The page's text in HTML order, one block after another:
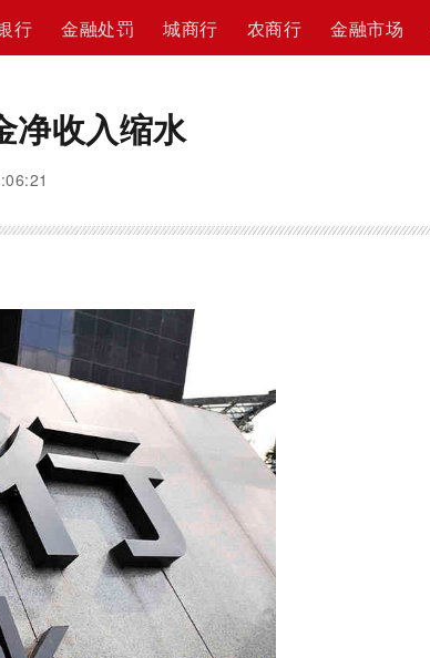
行 金融处罚 城商行 农商行 金融市场
净收入缩水